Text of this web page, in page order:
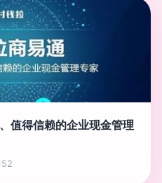
值得信赖的企业现金管理